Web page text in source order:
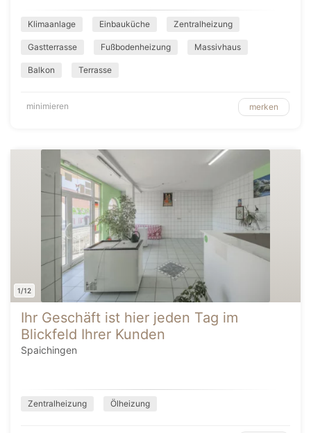
Klimaanlage Einbauküche Zentralheizung
Gastterrasse Fußbodenheizung Massivhaus
Balkon Terrasse
minimieren merken
1/12
Ihr Geschäft ist hier jeden Tag im
Blickfeld Ihrer Kunden
Spaichingen
Zentralheizung Ölheizung